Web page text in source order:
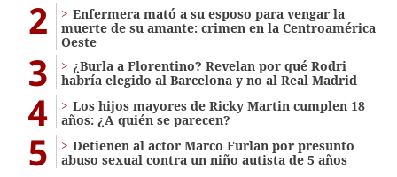
2
Enfermera mató a su esposo para vengar la
muerte de su amante: crimen en la Centroamérica
Oeste
3
¿Burla a Florentino? Revelan por qué Rodri
habría elegido al Barcelona y no al Real Madrid
4
Los hijos mayores de Ricky Martin cumplen 18
años: ¿A quién se parecen?
5
Detienen al actor Marco Furlan por presunto
abuso sexual contra un niño autista de 5 años